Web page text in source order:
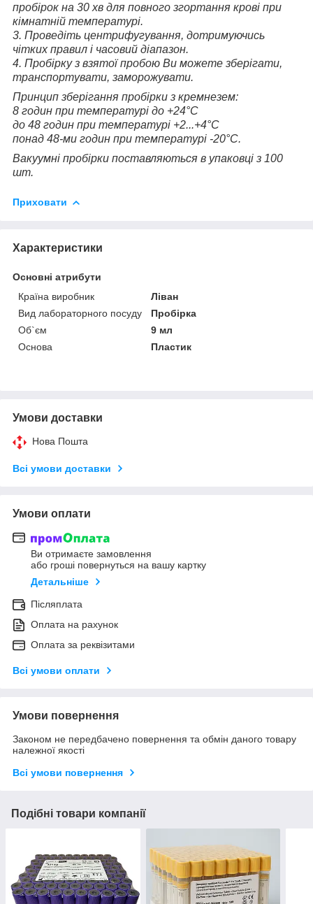
пробірок на 30 хв для повного згортання крові при
кімнатній температурі.
3. Проведіть центрифугування, дотримуючись
чітких правил і часовий діапазон.
4. Пробірку з взятої пробою Ви можете зберігати,
транспортувати, заморожувати.
Принцип зберігання пробірки з кремнезем:
8 годин при температурі до +24°С
до 48 годин при температурі +2...+4°С
понад 48-ми годин при температурі -20°С.
Вакуумні пробірки поставляються в упаковці з 100
шт.
Приховати
Характеристики
Основні атрибути
Країна виробник
Ліван
Вид лабораторного посуду
Пробірка
Об`єм
9 мл
Основа
Пластик
Умови доставки
Нова Пошта
Всі умови доставки
Умови оплати
Ви отримаєте замовлення
або гроші повернуться на вашу картку
Детальніше
Післяплата
Оплата на рахунок
Оплата за реквізитами
Всі умови оплати
Умови повернення
Законом не передбачено повернення та обмін даного товару
належної якості
Всі умови повернення
Подібні товари компанії